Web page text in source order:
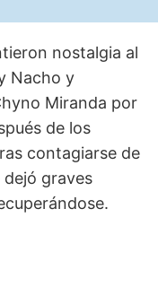
nostalgia al
Nacho y
Miranda por
de los
contagiarse de
graves